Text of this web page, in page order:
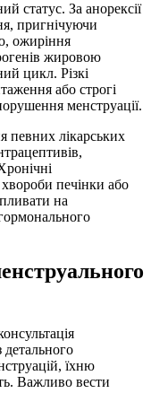
статус. За анорексії
пригнічуючи
ожиріння
жировою
цикл. Різкі
або строгі
менструації.
певних лікарських
печінки або
на
детального
їхню
Важливо вести